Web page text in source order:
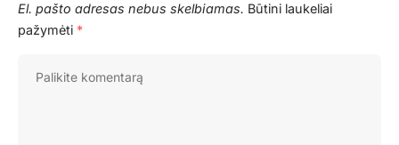
El. pašto adresas nebus skelbiamas. Būtini laukeliai
pažymėti *